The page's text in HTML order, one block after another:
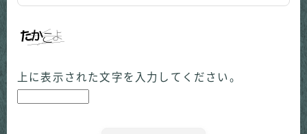
上に表示された文字を入力してください。